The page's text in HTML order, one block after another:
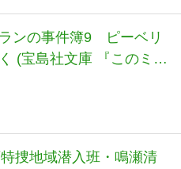
ンの事件簿9 ピーベリ
(宝島社文庫 『このミ
ズ)
捜地域潜入班・鳴瀬清